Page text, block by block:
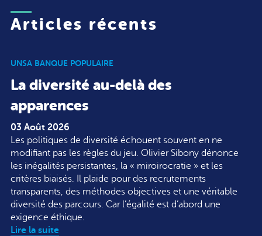
Articles récents
UNSA BANQUE POPULAIRE
La diversité au-delà des
apparences
03 Août 2026
Les politiques de diversité échouent souvent en ne
modifiant pas les règles du jeu. Olivier Sibony dénonce
les inégalités persistantes, la « miroirocratie » et les
critères biaisés. Il plaide pour des recrutements
transparents, des méthodes objectives et une véritable
diversité des parcours. Car l’égalité est d’abord une
exigence éthique.
Lire la suite